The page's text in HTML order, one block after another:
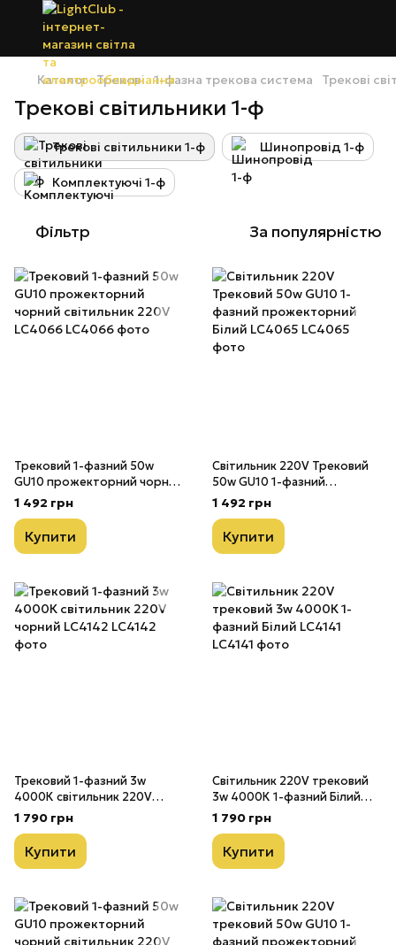
Каталог Трекові 1-фазна трекова система Трекові
Трекові світильники 1-ф
Трекові світильники 1-ф Шинопровід 1-ф
Комплектуючі 1-ф
Фільтр За популярністю
Трековий 1-фазний 50w
GU10 прожекторний чорний
світильник 220V LC4066
1 492 грн
Купити
Світильник 220V Трековий
50w GU10 1-фазний
прожекторний Білий
LC4065
1 492 грн
Купити
Трековий 1-фазний 3w
4000К світильник 220V
чорний LC4142
1 790 грн
Купити
Світильник 220V трековий
3w 4000К 1-фазний Білий
LC4141
1 790 грн
Купити